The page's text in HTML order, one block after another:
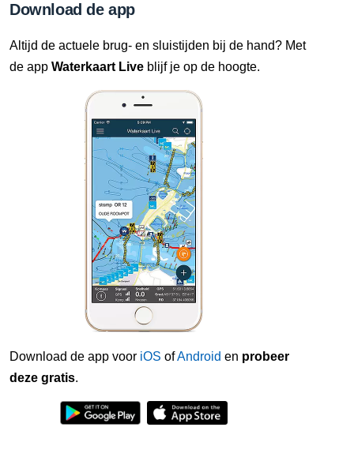
Download de app
Altijd de actuele brug- en sluistijden bij de hand? Met
de app Waterkaart Live blijf je op de hoogte.
Download de app voor iOS ofAndroid en probeer
deze gratis.